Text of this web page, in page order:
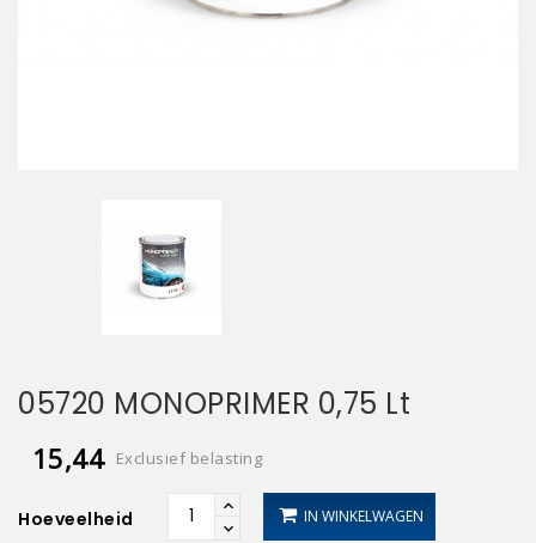
05720 MONOPRIMER 0,75 Lt
15,44 Exclusief belasting
Hoeveelheid IN WINKELWAGEN